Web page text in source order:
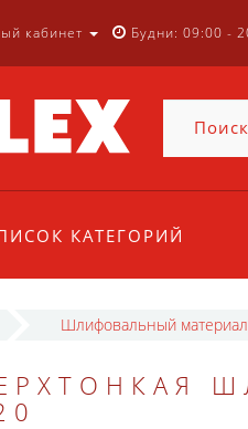
кабинет Будни: 09:00 -
КАТЕГОРИЙ
Шлифовальный материал